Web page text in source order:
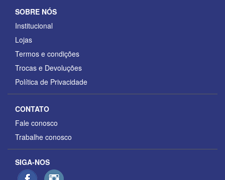
SOBRE NÓS
Institucional
Lojas
Termos e condições
Trocas e Devoluções
Política de Privacidade
CONTATO
Fale conosco
Trabalhe conosco
SIGA-NOS